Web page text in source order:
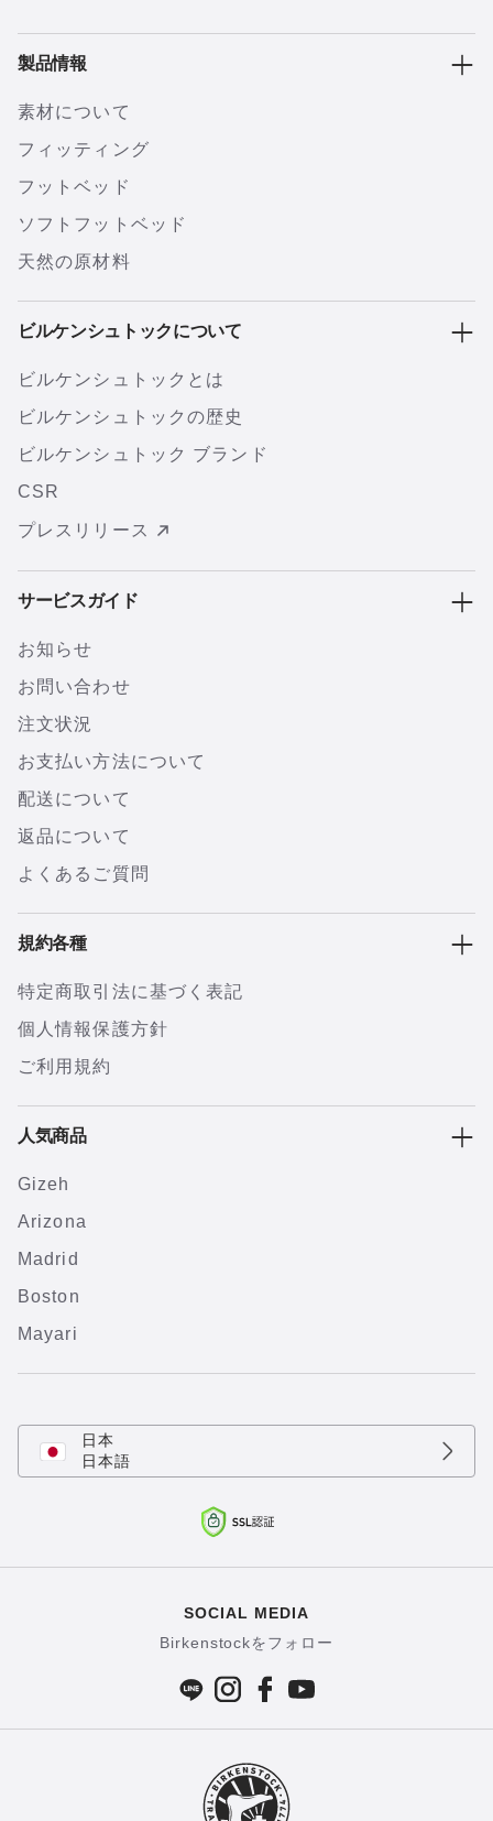
製品情報
素材について
フィッティング
フットベッド
ソフトフットベッド
天然の原材料
ビルケンシュトックについて
ビルケンシュトックとは
ビルケンシュトックの歴史
ビルケンシュトック ブランド
CSR
プレスリリース
サービスガイド
お知らせ
お問い合わせ
注文状況
お支払い方法について
配送について
返品について
よくあるご質問
規約各種
特定商取引法に基づく表記
個人情報保護方針
ご利用規約
人気商品
Gizeh
Arizona
Madrid
Boston
Mayari
日本
日本語
SOCIAL MEDIA
Birkenstockをフォロー